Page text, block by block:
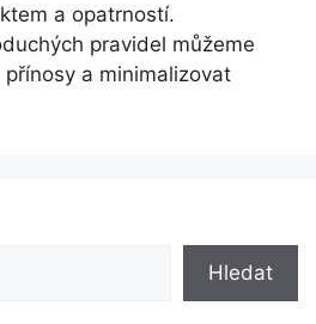
a opatrností.
pravidel můžeme
a minimalizovat
Hledat